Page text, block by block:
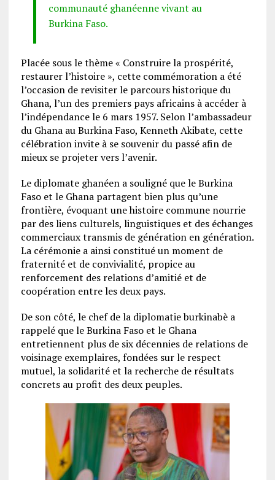
communauté ghanéenne vivant au
Burkina Faso.
Placée sous le thème « Construire la prospérité,
restaurer l’histoire », cette commémoration a été
l’occasion de revisiter le parcours historique du
Ghana, l’un des premiers pays africains à accéder à
l’indépendance le 6 mars 1957. Selon l’ambassadeur
du Ghana au Burkina Faso, Kenneth Akibate, cette
célébration invite à se souvenir du passé afin de
mieux se projeter vers l’avenir.
Le diplomate ghanéen a souligné que le Burkina
Faso et le Ghana partagent bien plus qu’une
frontière, évoquant une histoire commune nourrie
par des liens culturels, linguistiques et des échanges
commerciaux transmis de génération en génération.
La cérémonie a ainsi constitué un moment de
fraternité et de convivialité, propice au
renforcement des relations d’amitié et de
coopération entre les deux pays.
De son côté, le chef de la diplomatie burkinabè a
rappelé que le Burkina Faso et le Ghana
entretiennent plus de six décennies de relations de
voisinage exemplaires, fondées sur le respect
mutuel, la solidarité et la recherche de résultats
concrets au profit des deux peuples.